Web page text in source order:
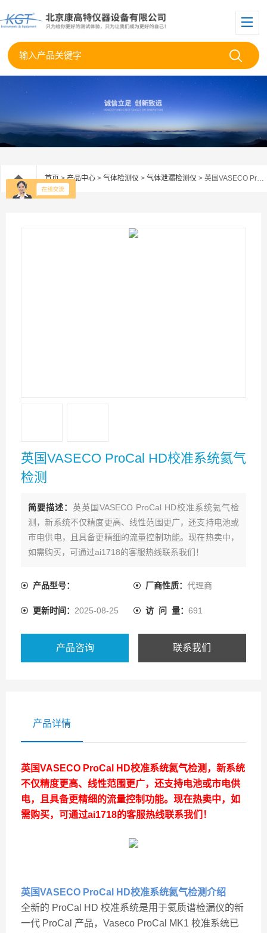
首页>产品中心 > 气体检测仪 > 气体泄漏检测仪 > 英国VASECO ProCal HD校准系统氦气检测
英国VASECO ProCal HD校准系统氦气
检测
简要描述： 英英国VASECO ProCal HD校准系统氦气检
测，新系统不仅精度更高、线性范围更广，还支持电池或
市电供电，且具备更精细的流量控制功能。现在热卖中，
如需购买，可通过ai1718的客服热线联系我们！
产品型号： 厂商性质： 代理商
更新时间： 2025-08-25 访 问 量： 691
产品咨询 联系我们
产品详情
英国VASECO ProCal HD校准系统氦气检测 ，新系统
不仅精度更高、线性范围更广，还支持电池或市电供
电，且具备更精细的流量控制功能。现在热卖中，如
需购买，可通过ai1718的客服热线联系我们！
英国VASECO ProCal HD校准系统氦气检测介绍
全新的 ProCal HD 校准系统是用于氦质谱检漏仪的新
一代 ProCal 产品，Vaseco ProCal MK1 校准系统已